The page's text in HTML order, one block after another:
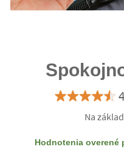
Na
Hodnotenia overené